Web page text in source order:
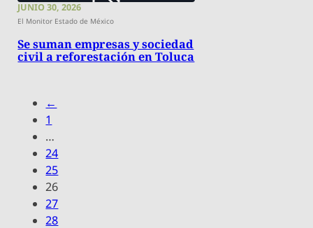
JUNIO 30, 2026
El Monitor Estado de México
Se suman empresas y sociedad
civil a reforestación en Toluca
←
1
…
24
25
26
27
28